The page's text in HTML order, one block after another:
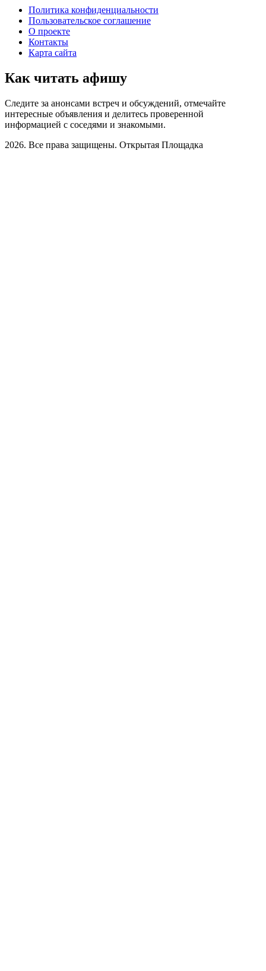
Политика конфиденциальности
Пользовательское соглашение
О проекте
Контакты
Карта сайта
Как читать афишу
Следите за анонсами встреч и обсуждений, отмечайте
интересные объявления и делитесь проверенной
информацией с соседями и знакомыми.
2026. Все права защищены. Открытая Площадка